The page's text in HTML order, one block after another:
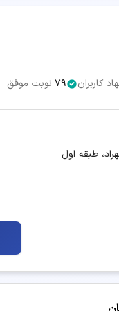
کاربران 79 نوبت موفق